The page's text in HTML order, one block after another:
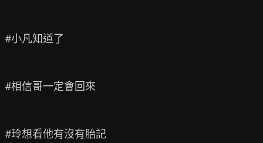
#小凡知道了
#相信哥一定會回來
#玲想看他有沒有胎記